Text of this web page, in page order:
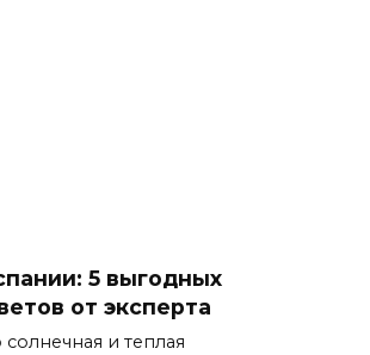
5 выгодных
от эксперта
и теплая